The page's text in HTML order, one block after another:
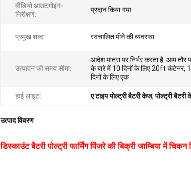
वीडियो आउटगोइंग-
निरीक्षण:
प्रदान किया गया
प्रमुख शब्द: स्वचालित पीने की व्यवस्था
उत्पादन की समय सीमा:
आदेश मात्रा पर निर्भर करता है. आम तौर
के बारे में 10 दिनों के लिए 20ft कंटेनर,
दिनों के लिए एक
हाई लाइट: ए टाइप पोल्ट्री बैटरी केज,पोल्ट्री
उत्पाद विवरण
डिस्काउंट बैटरी पोल्ट्री फार्मिंग पिंजरे की बिक्री जाम्बिया में